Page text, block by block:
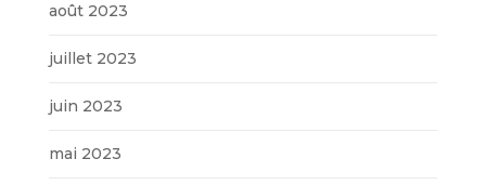
août 2023
juillet 2023
juin 2023
mai 2023